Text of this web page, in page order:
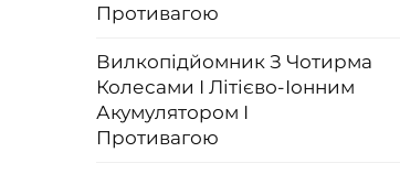
Противагою
Вилкопідйомник З Чотирма
Колесами І Літієво-Іонним
Акумулятором І
Противагою